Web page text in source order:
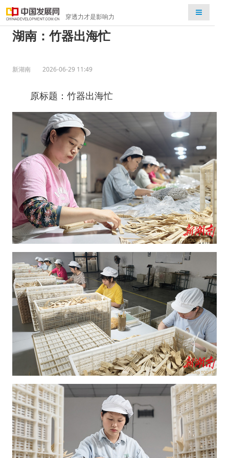
穿透力才是影响力
检索
湖南：竹器出海忙
新湖南 2026-06-29 11:49
原标题：竹器出海忙